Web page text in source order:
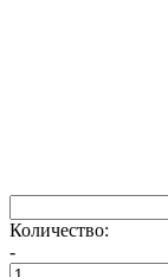
Количество:
-